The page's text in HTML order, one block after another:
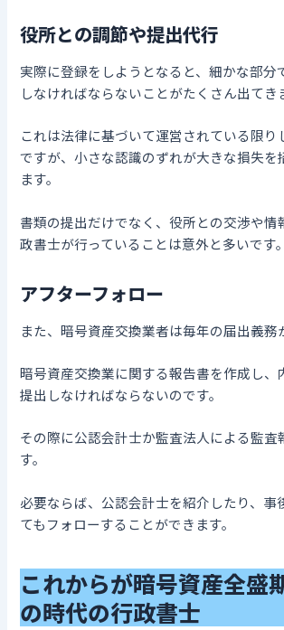
役所との調節や提出代行
実際に登録をしようとなると、細かな部分
しなければならないことがたくさん出てき
これは法律に基づいて運営されている限り
ですが、小さな認識のずれが大きな損失を
ます。
書類の提出だけでなく、役所との交渉や情
政書士が行っていることは意外と多いです。
アフターフォロー
また、暗号資産交換業者は毎年の届出義務
暗号資産交換業に関する報告書を作成し、
提出しなければならないのです。
その際に公認会計士か監査法人による監査
す。
必要ならば、公認会計士を紹介したり、事
てもフォローすることができます。
これからが暗号資産全盛
の時代の行政書士